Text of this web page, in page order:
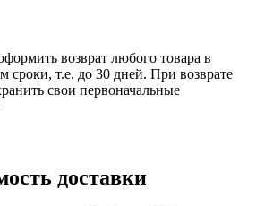
возврат любого товара в
сроки, т.е. до 30 дней. При возврате
свои первоначальные
доставки